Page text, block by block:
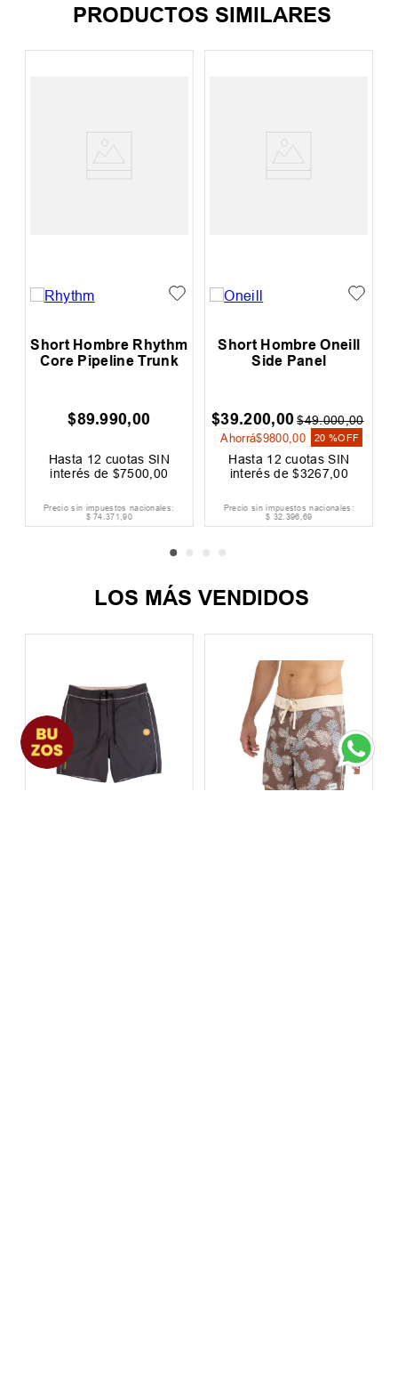
PRODUCTOS SIMILARES
Short Hombre Rhythm
Core Pipeline Trunk
$89.990,00
Hasta 12 cuotas SIN
interés de $7500 00
Precio sin impuestos nacionales:
$ 74.371,90
Short Hombre Oneill
Side Panel
$39.200,00 $49.000,00
Ahorrá$9800,00 20 %OFF
Hasta 12 cuotas SIN
interés de$3267,00
Precio sin impuestos nacionales:
$ 32.396,69
LOS MÁS VENDIDOS